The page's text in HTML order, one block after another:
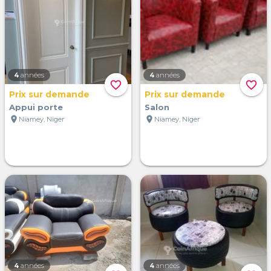
favorite_border
4 années
Prix sur demande
Appui porte
location_on Niamey, Niger
favorite_border
4 années
Prix sur demande
Salon
location_on Niamey, Niger
4 années 4 années